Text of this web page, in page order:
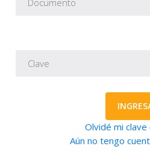
Olvidé mi clave
Aún no tengo